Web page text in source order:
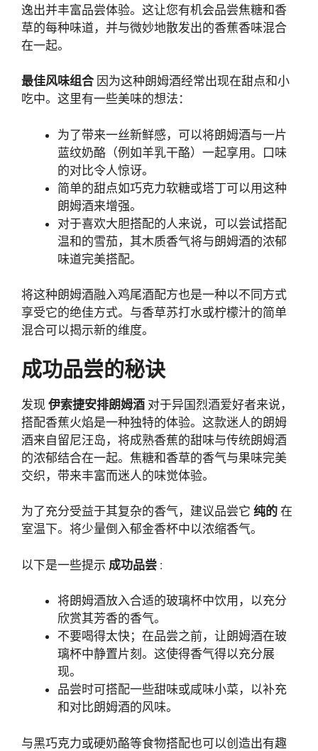
逸出并丰富品尝体验。这让您有机会品尝焦糖和香
草的每种味道，并与微妙地散发出的香蕉香味混合
在一起。
最佳风味组合 因为这种朗姆酒经常出现在甜点和小
吃中。这里有一些美味的想法：
为了带来一丝新鲜感，可以将朗姆酒与一片
蓝纹奶酪（例如羊乳干酪）一起享用。口味
的对比令人惊讶。
简单的甜点如巧克力软糖或塔丁可以用这种
朗姆酒来增强。
对于喜欢大胆搭配的人来说，可以尝试搭配
温和的雪茄，其木质香气将与朗姆酒的浓郁
味道完美搭配。
将这种朗姆酒融入鸡尾酒配方也是一种以不同方式
享受它的绝佳方式。与香草苏打水或柠檬汁的简单
混合可以揭示新的维度。
成功品尝的秘诀
发现 伊索捷安排朗姆酒 对于异国烈酒爱好者来说，
搭配香蕉火焰是一种独特的体验。这款迷人的朗姆
酒来自留尼汪岛，将成熟香蕉的甜味与传统朗姆酒
的浓郁结合在一起。焦糖和香草的香气与果味完美
交织，带来丰富而迷人的味觉体验。
为了充分受益于其复杂的香气，建议品尝它 纯的 在
室温下。将少量倒入郁金香杯中以浓缩香气。
以下是一些提示 成功品尝 :
将朗姆酒放入合适的玻璃杯中饮用，以充分
欣赏其芳香的香气。
不要喝得太快；在品尝之前，让朗姆酒在玻
璃杯中静置片刻。这使得香气得以充分展
现。
品尝时可搭配一些甜味或咸味小菜，以补充
和对比朗姆酒的风味。
与黑巧克力或硬奶酪等食物搭配也可以创造出有趣